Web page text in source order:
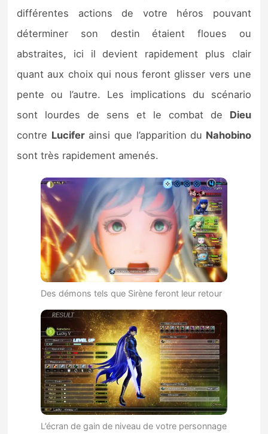
différentes actions de votre héros pouvant
déterminer son destin étaient floues ou
abstraites, ici il devient rapidement plus clair
quant aux choix qui nous feront glisser vers une
pente ou l’autre. Les implications du scénario
sont lourdes de sens et le combat de Dieu
contre Luciferainsi que l’apparition du Nahobino
sont très rapidement amenés.
Des démons tels que Sirène feront leur retour
L’écran de gain de niveau de votre personnage